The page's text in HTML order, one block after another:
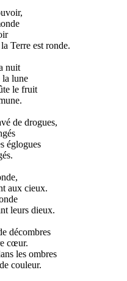
Terre est ronde.
nuit
la lune
le fruit
de drogues,
églogues
aux cieux.
leurs dieux.
décombres
cœur.
les ombres
couleur.